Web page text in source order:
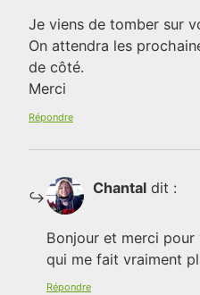
Je viens de tomber sur
On attendra les
de côté.
Merci
Répondre
Chantal dit :
Bonjour et merci
qui me fait vraiment
Répondre